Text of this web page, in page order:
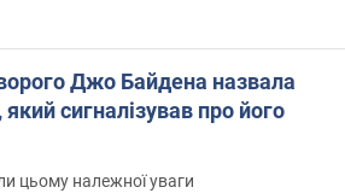
Джо Байдена назвала
сигналізував про його
цьому належної уваги